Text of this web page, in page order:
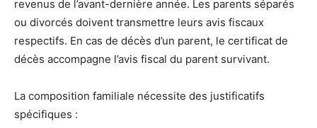
revenus de l’avant-dernière année. Les parents séparés
ou divorcés doivent transmettre leurs avis fiscaux
respectifs. En cas de décès d’un parent, le certificat de
décès accompagne l’avis fiscal du parent survivant.
La composition familiale nécessite des justificatifs
spécifiques :